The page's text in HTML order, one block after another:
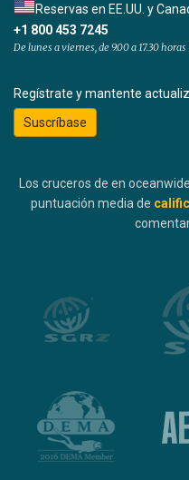
Reservas en EE.UU. y
+1 800 453 7245
De lunes a viernes, de 9.00 a 17.30 horas
Regístrate y mantente
Suscríbase
Los cruceros de en
puntuación media de